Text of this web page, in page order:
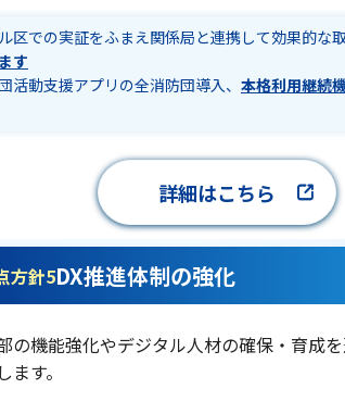
区での実証をふまえ関係局と連携して効果的な
す
活動支援アプリの全消防団導入、 本格利用継続
詳細はこちら
方針5DX推進体制の強化
の機能強化やデジタル人材の確保・育成
ます。